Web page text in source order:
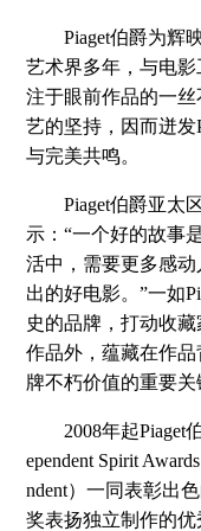
Piaget伯爵为辉映
艺术界多年，与电
注于眼前作品的一丝
艺的坚持，因而迸发
与完美共鸣。
Piaget伯爵亚太区
示：“一个好的故事
活中，需要更多感
出的好电影。”一如
史的品牌，打动收
作品外，蕴藏在作
牌不朽价值的重要关
2008年起Piaget伯
ependent Spirit
ndent）一同表彰出
奖表扬独立制作的优